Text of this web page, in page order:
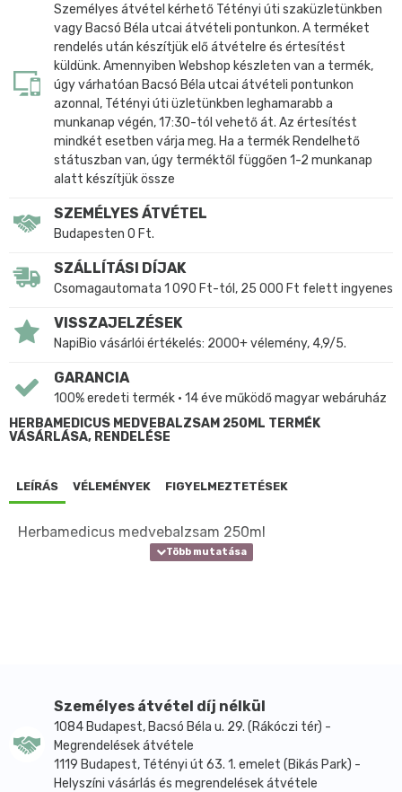
Személyes átvétel kérhető Tétényi úti szaküzletünkben
vagy Bacsó Béla utcai átvételi pontunkon. A terméket
rendelés után készítjük elő átvételre és értesítést
küldünk. Amennyiben Webshop készleten van a termék,
úgy várhatóan Bacsó Béla utcai átvételi pontunkon
azonnal, Tétényi úti üzletünkben leghamarabb a
munkanap végén, 17:30-tól vehető át. Az értesítést
mindkét esetben várja meg. Ha a termék Rendelhető
státuszban van, úgy terméktől függően 1-2 munkanap
alatt készítjük össze
SZEMÉLYES ÁTVÉTEL
Budapesten 0 Ft.
SZÁLLÍTÁSI DÍJAK
Csomagautomata 1 090 Ft-tól, 25 000 Ft felett ingyenes
VISSZAJELZÉSEK
NapiBio vásárlói értékelés: 2000+ vélemény, 4,9/5.
GARANCIA
100% eredeti termék • 14 éve működő magyar webáruház
HERBAMEDICUS MEDVEBALZSAM 250ML TERMÉK
VÁSÁRLÁSA, RENDELÉSE
LEÍRÁS VÉLEMÉNYEK FIGYELMEZTETÉSEK
Herbamedicus medvebalzsam 250ml
Személyes átvétel díj nélkül
1084 Budapest, Bacsó Béla u. 29. (Rákóczi tér) -
Megrendelések átvétele
1119 Budapest, Tétényi út 63. 1. emelet (Bikás Park) -
Helyszíni vásárlás és megrendelések átvétele